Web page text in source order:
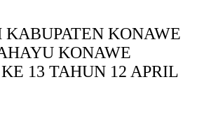
KABUPATEN KONAWE
KONAWE
13 TAHUN 12 APRIL